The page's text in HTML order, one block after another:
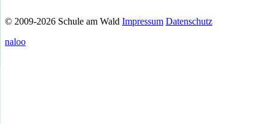
© 2009-2026 Schule am Wald Impressum Datenschutz
naloo